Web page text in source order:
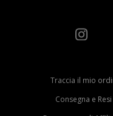
Traccia il mio
Consegna e Resi